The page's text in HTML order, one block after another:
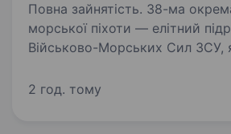
Повна зайнятість. 38-ма окрема бригада
морської піхоти — елітний
Військово-Морських Сил ЗСУ,
має якісну сучасну західну
2 год. тому